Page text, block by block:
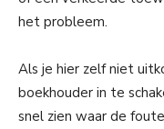
het probleem.
Als je hier zelf niet
boekhouder in te
snel zien waar de